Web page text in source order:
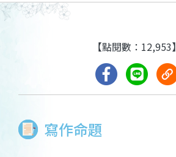
寫作命題
【點閱數：12,953】